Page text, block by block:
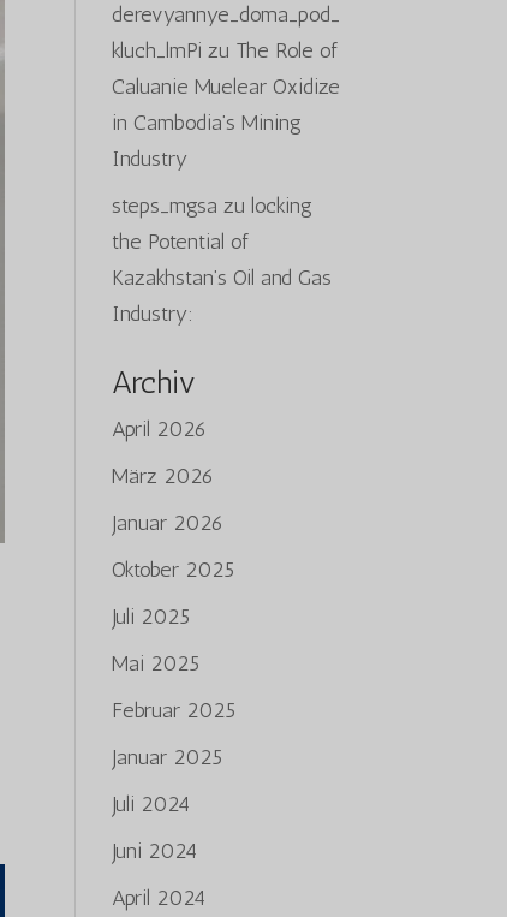
derevyannye_doma_pod_
kluch_lmPi zu The Role of
Caluanie Muelear Oxidize
in Cambodia’s Mining
Industry
steps_mgsa zu locking
the Potential of
Kazakhstan’s Oil and Gas
Industry:
Archiv
April 2026
März 2026
Januar 2026
Oktober 2025
Juli 2025
Mai 2025
Februar 2025
Januar 2025
Juli 2024
Juni 2024
April 2024